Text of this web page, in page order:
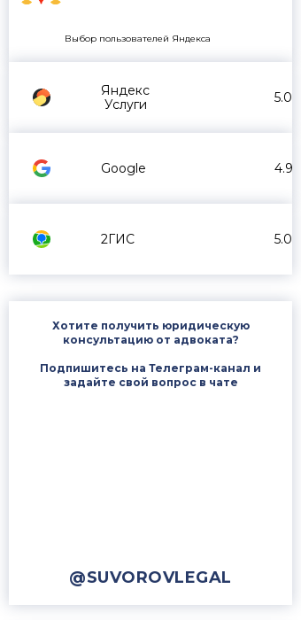
Выбор пользователей Яндекса
Яндекс
Услуги
5.0
Google 4.9
2ГИС 5.0
Хотите получить юридическую
консультацию от адвоката?
Подпишитесь на Телеграм-канал и
задайте свой вопрос в чате
@SUVOROVLEGAL